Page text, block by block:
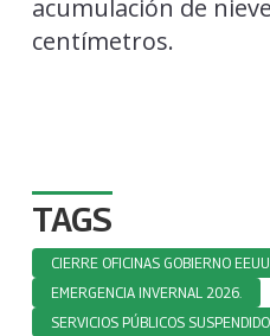
acumulación de
centímetros.
TAGS
CIERRE OFICINAS GOBIERNO EEUU
EMERGENCIA INVERNAL 2026.
SERVICIOS PÚBLICOS